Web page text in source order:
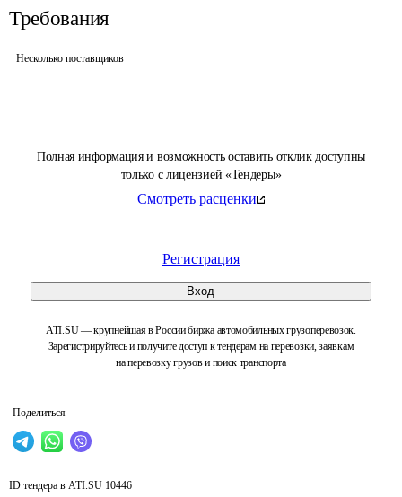
Полная информация и возможность оставить отклик доступны
только с лицензией «Тендеры»
Смотреть расценки
Регистрация
Вход
ATI.SU — крупнейшая в России биржа автомобильных грузоперевозок.
Зарегистрируйтесь и получите доступ к тендерам на перевозки, заявкам
на перевозку грузов и поиск транспорта
Поделиться
Требования
Несколько поставщиков
ID тендера в ATI.SU 10446